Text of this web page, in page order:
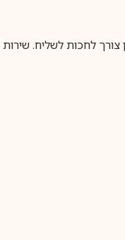
לחכות לשליח. שירות